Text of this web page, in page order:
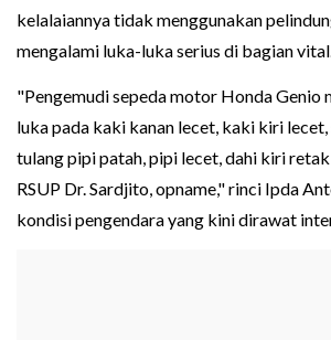
kelalaiannya tidak menggunakan
mengalami luka-luka serius di bagian vital.
"Pengemudi sepeda motor Honda Genio
luka pada kaki kanan lecet, kaki kiri lecet,
tulang pipi patah, pipi lecet, dahi kiri
RSUP Dr. Sardjito, opname," rinci Ipda
kondisi pengendara yang kini dirawat